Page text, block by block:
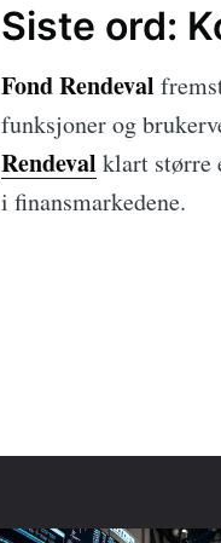
Siste ord:
Fond Rendeval
funksjoner og
Rendeval klart større
i finansmarkedene.